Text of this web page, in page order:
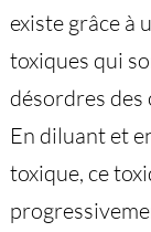
existe grâce à
toxiques qui
désordres des
En diluant et
toxique, ce